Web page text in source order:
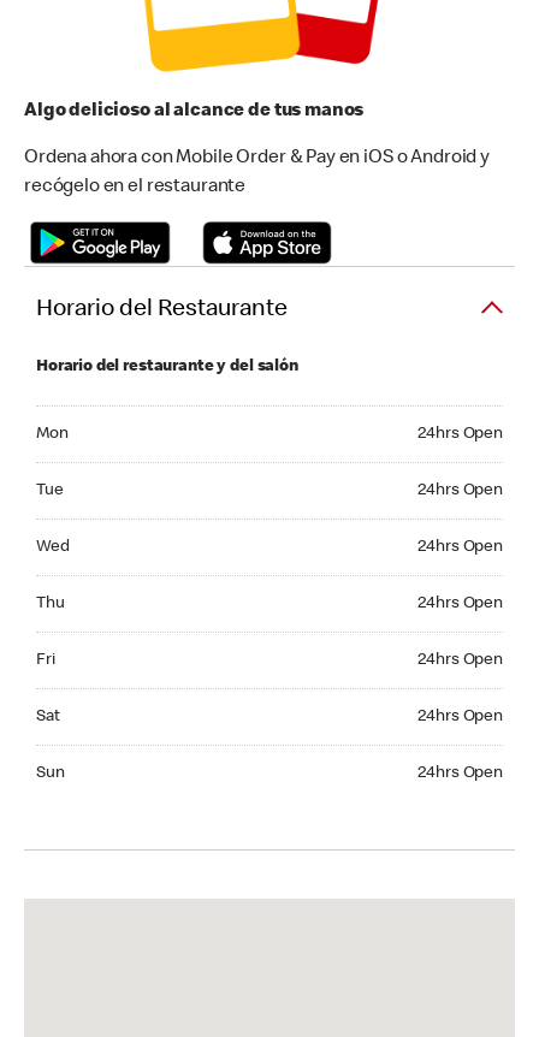
Algo delicioso al alcance de tus manos
Ordena ahora con Mobile Order & Pay en iOS o Android y
recógelo en el restaurante
Horario del Restaurante
Horario del restaurante y del salón
Mon 24hrs Open
Tue 24hrs Open
Wed 24hrs Open
Thu 24hrs Open
Fri 24hrs Open
Sat 24hrs Open
Sun 24hrs Open